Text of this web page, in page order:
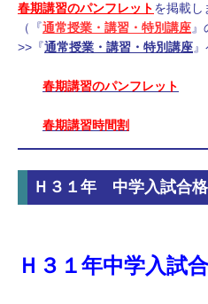
春期講習のパンフレットを掲載し
（『通常授業・講習・特別講座』
>>『通常授業・講習・特別講座
春期講習のパンフレット
春期講習時間割
Ｈ３１年 中学入試合
Ｈ３１年中学入試